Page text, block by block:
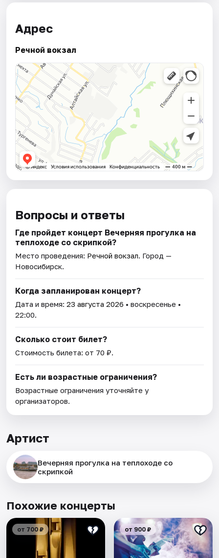
Адрес
Речной вокзал
Вопросы и ответы
Где пройдет концерт Вечерняя прогулка на
теплоходе со скрипкой?
Место проведения: Речной вокзал. Город —
Новосибирск.
Когда запланирован концерт?
Дата и время:23 августа 2026 • воскресенье •
22:00.
Сколько стоит билет?
Стоимость билета: от 70 ₽.
Есть ли возрастные ограничения?
Возрастные ограничения уточняйте у
организаторов.
Артист
Вечерняя прогулка на теплоходе со
скрипкой
Похожие концерты
от 700 ₽ от 900 ₽